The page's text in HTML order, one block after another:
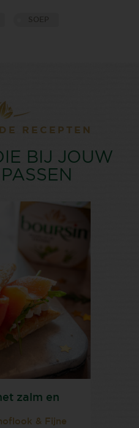
SOEP
RECEPTEN
BIJ JOUW
zalm en
& Fijne